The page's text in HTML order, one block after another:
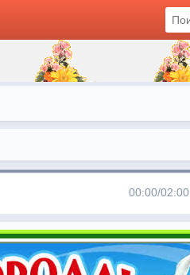
00:00/02:00